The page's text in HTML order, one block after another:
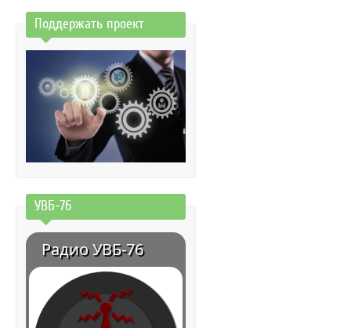
Поддержать проект
УВБ-76
Радио УВБ-76